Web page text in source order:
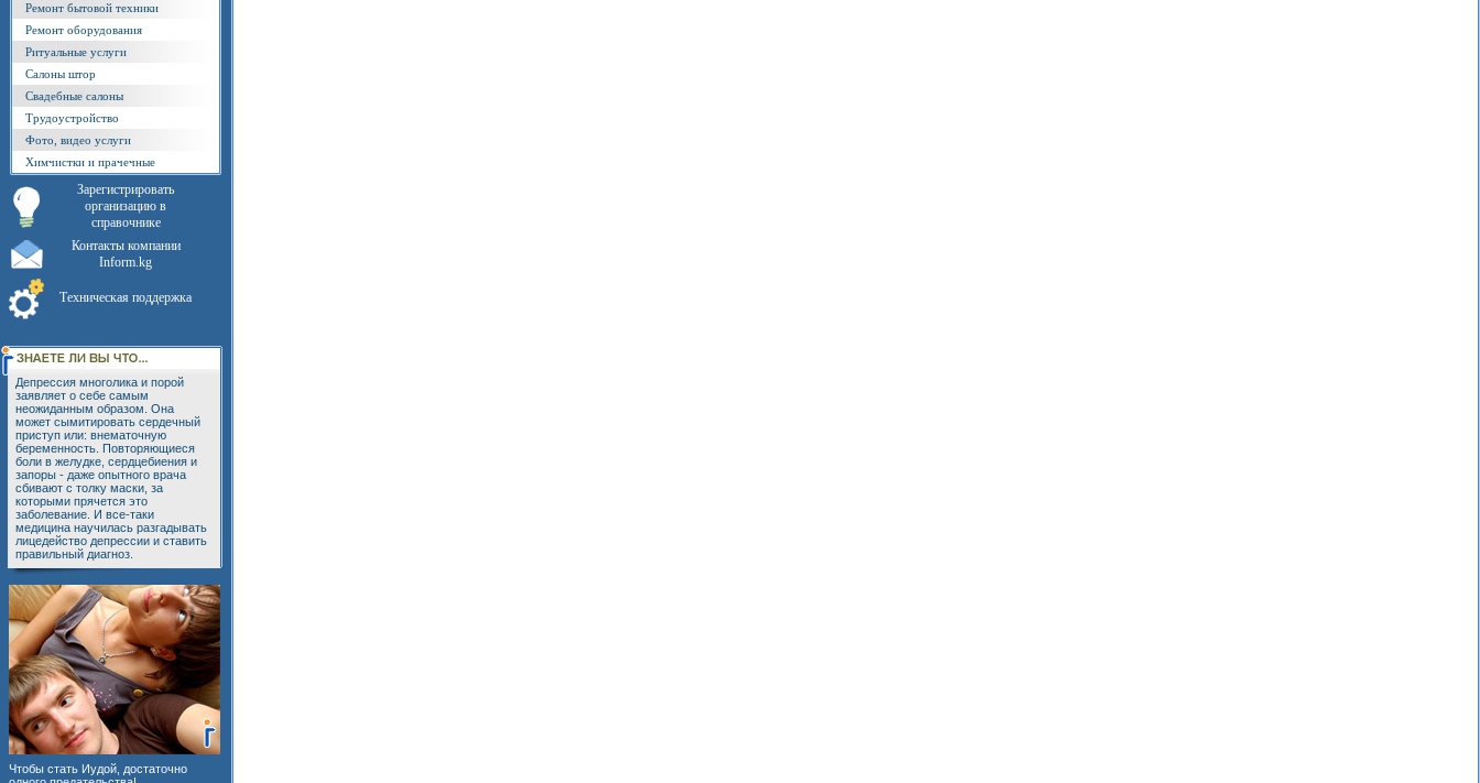
Ремонт бытовой техники
Ремонт оборудования
Ритуальные услуги
Салоны штор
Свадебные салоны
Трудоустройство
Фото, видео услуги
Химчистки и прачечные
Зарегистрировать
организацию в
справочнике
Контакты компании
Inform.kg
Техническая поддержка
Депрессия многолика и порой
заявляет о себе самым
неожиданным образом. Она
может сымитировать сердечный
приступ или: внематочную
беременность. Повторяющиеся
боли в желудке, сердцебиения и
запоры - даже опытного врача
сбивают с толку маски, за
которыми прячется это
заболевание. И все-таки
медицина научилась разгадывать
лицедейство депрессии и ставить
правильный диагноз.
Чтобы стать Иудой, достаточно